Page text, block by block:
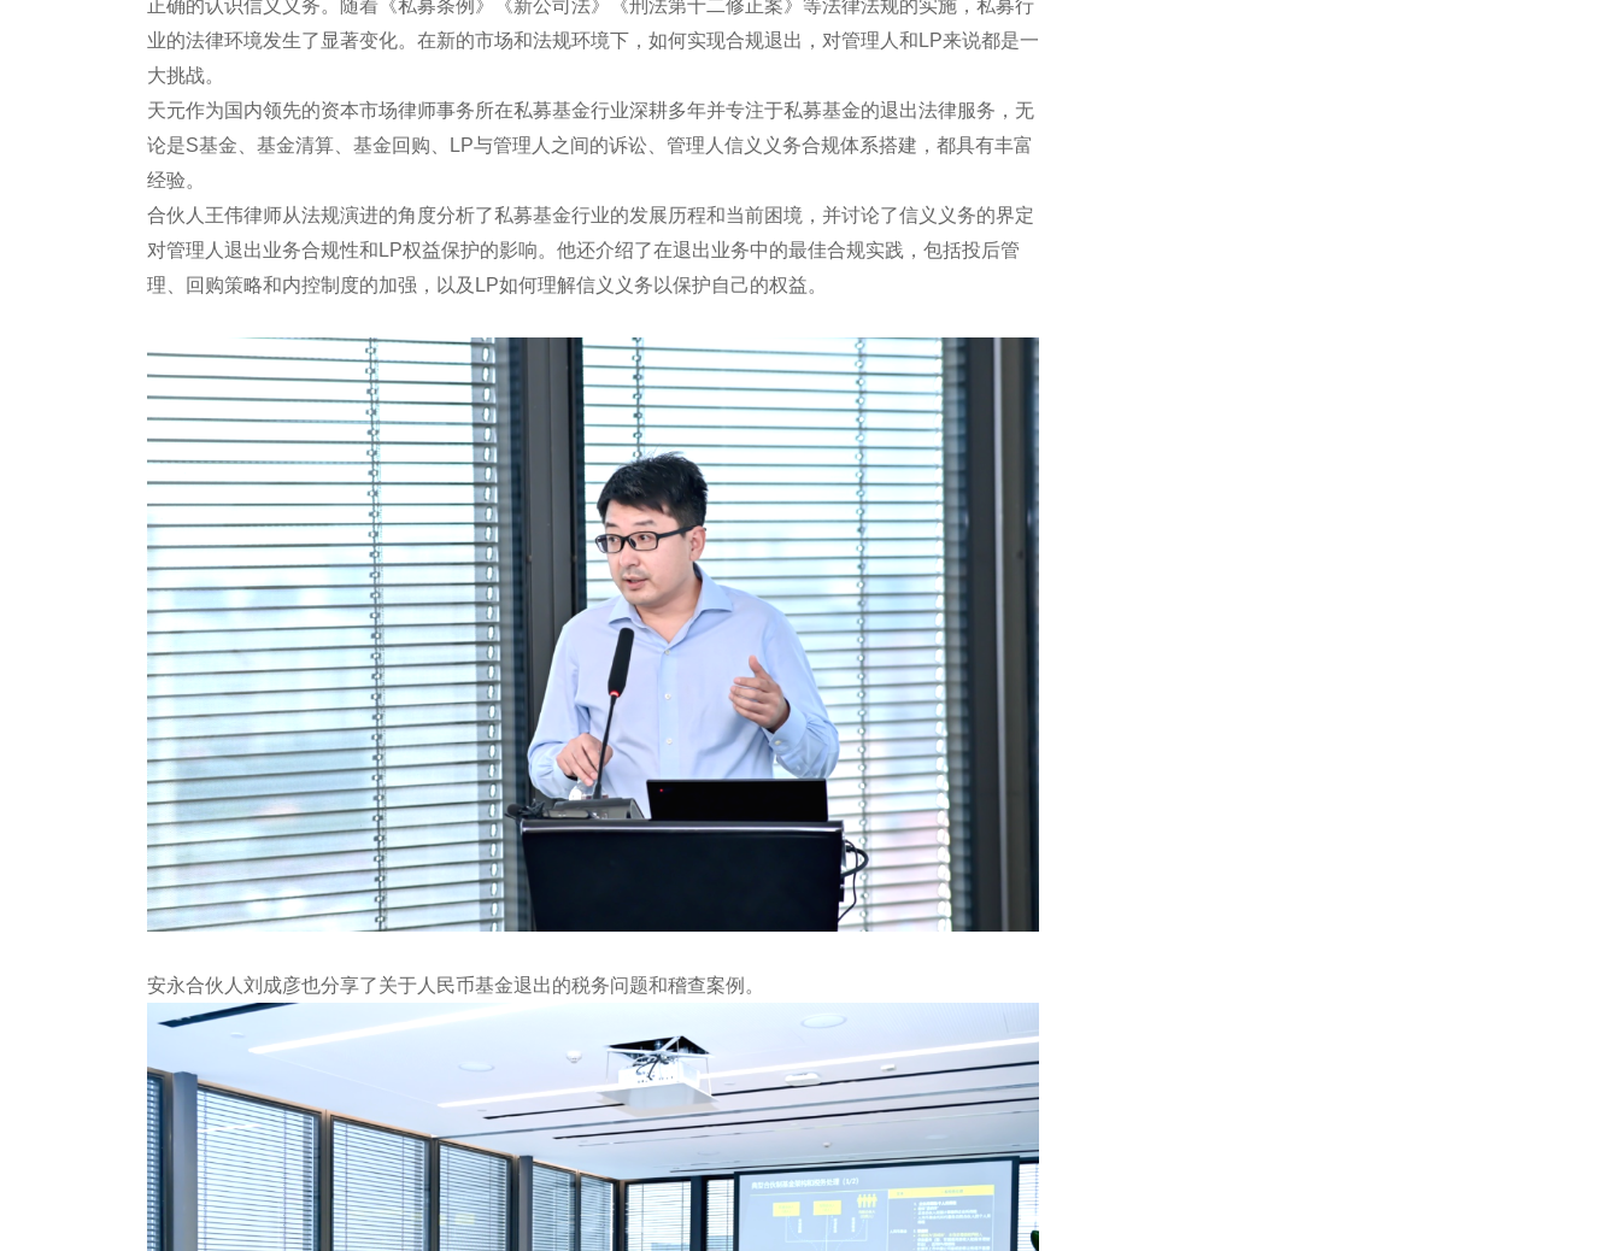
正确的认识信义义务。随着《私募条例》《新公司法》《刑法第十二修正案》等法律法规的实施，私募行
业的法律环境发生了显著变化。在新的市场和法规环境下，如何实现合规退出，对管理人和LP来说都是一
大挑战。
天元作为国内领先的资本市场律师事务所在私募基金行业深耕多年并专注于私募基金的退出法律服务，无
论是S基金、基金清算、基金回购、LP与管理人之间的诉讼、管理人信义义务合规体系搭建，都具有丰富
经验。
合伙人王伟律师从法规演进的角度分析了私募基金行业的发展历程和当前困境，并讨论了信义义务的界定
对管理人退出业务合规性和LP权益保护的影响。他还介绍了在退出业务中的最佳合规实践，包括投后管
理、回购策略和内控制度的加强，以及LP如何理解信义义务以保护自己的权益。
安永合伙人刘成彦也分享了关于人民币基金退出的税务问题和稽查案例。